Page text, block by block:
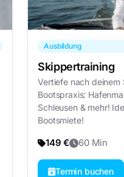
Ausbildung
Skippertraining
Vertiefe nach deinem
Bootspraxis:
Schleusen & mehr!
Bootsmiete!
149 € 60 Min
Termin buchen